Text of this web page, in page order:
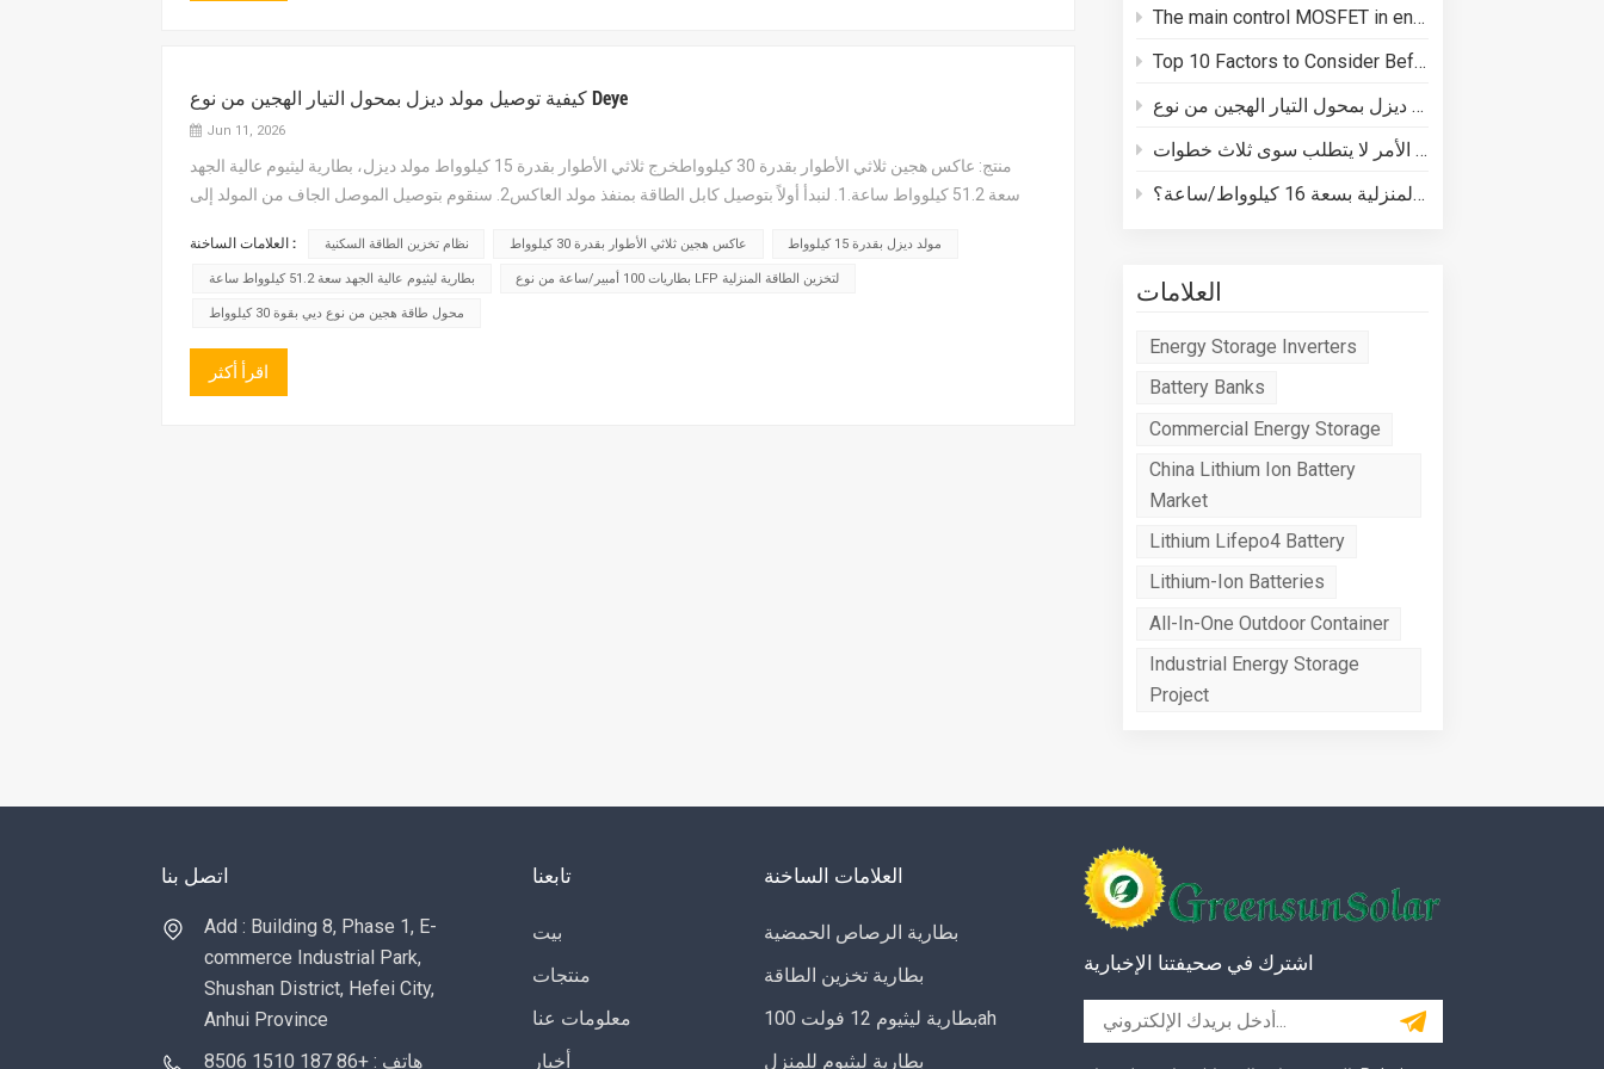
The main control MOSFET in energy storage batteries plays three core roles in BMS safety
Top 10 Factors to Consider Before Buying a Energy Storage System
كيفية توصيل نظام تخزين الطاقة المنزلية بسعة 16 كيلوواط/ساعة؟
العلامات
Energy Storage Inverters
Battery Banks
Commercial Energy Storage
China Lithium Ion Battery
Market
Lithium Lifepo4 Battery
Lithium-Ion Batteries
All-In-One Outdoor Container
Industrial Energy Storage
Project
كيفية توصيل مولد ديزل بمحول التيار الهجين من نوع Deye
Jun 11, 2026
منتج: عاكس هجين ثلاثي الأطوار بقدرة 30 كيلوواطخرج ثلاثي الأطوار بقدرة 15 كيلوواط مولد ديزل، بطارية ليثيوم عالية الجهد
سعة 51.2 كيلوواط ساعة.1. لنبدأ أولاً بتوصيل كابل الطاقة بمنفذ مولد العاكس2. سنقوم بتوصيل الموصل الجاف من المولد إلى
العلامات الساخنة : نظام تخزين الطاقة السكنية عاكس هجين ثلاثي الأطوار بقدرة 30 كيلوواط مولد ديزل بقدرة 15 كيلوواط
بطارية ليثيوم عالية الجهد سعة 51.2 كيلوواط ساعة بطاريات 100 أمبير/ساعة من نوع LFP لتخزين الطاقة المنزلية
محول طاقة هجين من نوع ديي بقوة 30 كيلوواط
اقرأ أكثر
اتصل بنا
Add : Building 8, Phase 1, E-
commerce Industrial Park,
Shushan District, Hefei City,
Anhui Province
هاتف : +86 187 1510 8506
تابعنا
بيت
منتجات
معلومات عنا
أخبار
العلامات الساخنة
بطارية الرصاص الحمضية
بطارية تخزين الطاقة
بطارية ليثيوم 12 فولت 100ah
بطارية ليثيوم للمنزل
اشترك في صحيفتنا الإخبارية